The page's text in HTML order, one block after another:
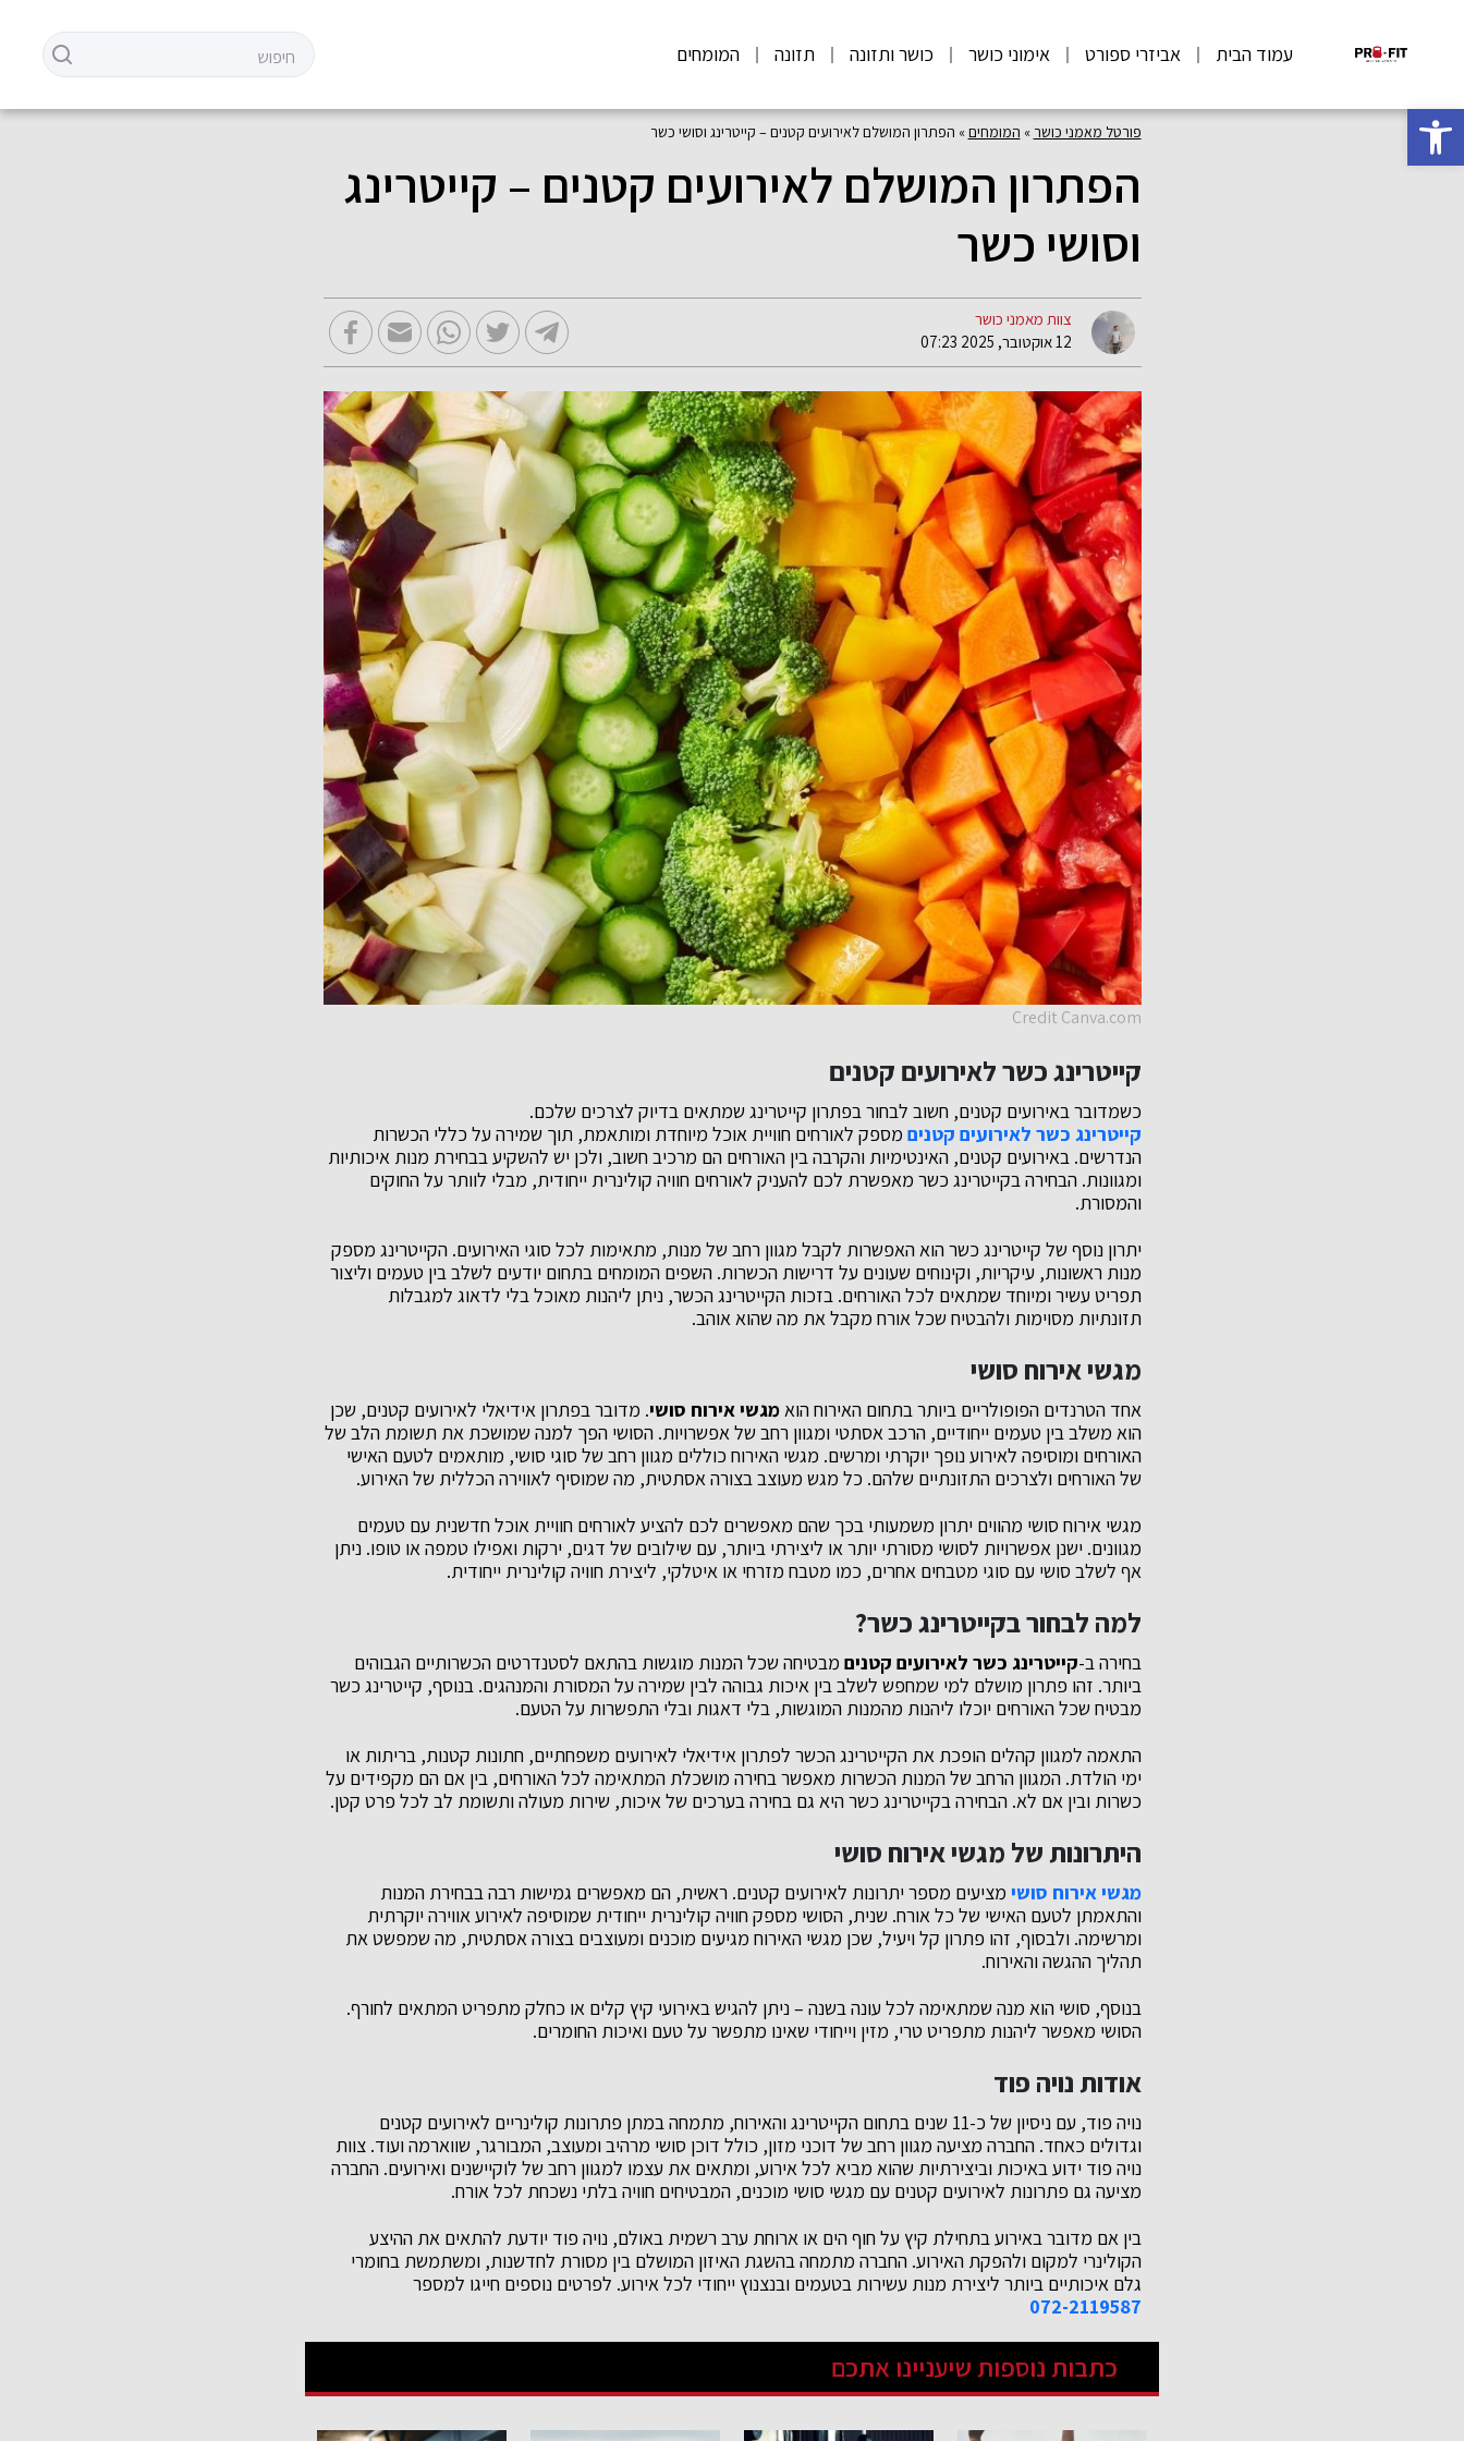
פתח סרגל נגישות
עמוד הבית אביזרי ספורט אימוני כושר כושר ותזונה תזונה המומחים
פורטל מאמני כושר » המומחים» הפתרון המושלם לאירועים קטנים – קייטרינג וסושי כשר
הפתרון המושלם לאירועים קטנים – קייטרינג
וסושי כשר
צוות מאמני כושר
12 אוקטובר, 2025 07:23
Credit Canva.com
קייטרינג כשר לאירועים קטנים
כשמדובר באירועים קטנים, חשוב לבחור בפתרון קייטרינג שמתאים בדיוק לצרכים שלכם.
קייטרינג כשר לאירועים קטנים מספק לאורחים חוויית אוכל מיוחדת ומותאמת, תוך שמירה על כללי הכשרות
הנדרשים. באירועים קטנים, האינטימיות והקרבה בין האורחים הם מרכיב חשוב, ולכן יש להשקיע בבחירת מנות איכותיות
ומגוונות. הבחירה בקייטרינג כשר מאפשרת לכם להעניק לאורחים חוויה קולינרית ייחודית, מבלי לוותר על החוקים
והמסורת.
יתרון נוסף של קייטרינג כשר הוא האפשרות לקבל מגוון רחב של מנות, מתאימות לכל סוגי האירועים. הקייטרינג מספק
מנות ראשונות, עיקריות, וקינוחים שעונים על דרישות הכשרות. השפים המומחים בתחום יודעים לשלב בין טעמים וליצור
תפריט עשיר ומיוחד שמתאים לכל האורחים. בזכות הקייטרינג הכשר, ניתן ליהנות מאוכל בלי לדאוג למגבלות
תזונתיות מסוימות ולהבטיח שכל אורח מקבל את מה שהוא אוהב.
מגשי אירוח סושי
אחד הטרנדים הפופולריים ביותר בתחום האירוח הואמגשי אירוח סושי. מדובר בפתרון אידיאלי לאירועים קטנים, שכן
הוא משלב בין טעמים ייחודיים, הרכב אסתטי ומגוון רחב של אפשרויות. הסושי הפך למנה שמושכת את תשומת הלב של
האורחים ומוסיפה לאירוע נופך יוקרתי ומרשים. מגשי האירוח כוללים מגוון רחב של סוגי סושי, מותאמים לטעם האישי
של האורחים ולצרכים התזונתיים שלהם. כל מגש מעוצב בצורה אסתטית, מה שמוסיף לאווירה הכללית של האירוע.
מגשי אירוח סושי מהווים יתרון משמעותי בכך שהם מאפשרים לכם להציע לאורחים חוויית אוכל חדשנית עם טעמים
מגוונים. ישנן אפשרויות לסושי מסורתי יותר או ליצירתי ביותר, עם שילובים של דגים, ירקות ואפילו טמפה או טופו. ניתן
אף לשלב סושי עם סוגי מטבחים אחרים, כמו מטבח מזרחי או איטלקי, ליצירת חוויה קולינרית ייחודית.
למה לבחור בקייטרינג כשר?
בחירה ב-קייטרינג כשר לאירועים קטנים מבטיחה שכל המנות מוגשות בהתאם לסטנדרטים הכשרותיים הגבוהים
ביותר. זהו פתרון מושלם למי שמחפש לשלב בין איכות גבוהה לבין שמירה על המסורת והמנהגים. בנוסף, קייטרינג כשר
מבטיח שכל האורחים יוכלו ליהנות מהמנות המוגשות, בלי דאגות ובלי התפשרות על הטעם.
התאמה למגוון קהלים הופכת את הקייטרינג הכשר לפתרון אידיאלי לאירועים משפחתיים, חתונות קטנות, בריתות או
ימי הולדת. המגוון הרחב של המנות הכשרות מאפשר בחירה מושכלת המתאימה לכל האורחים, בין אם הם מקפידים על
כשרות ובין אם לא. הבחירה בקייטרינג כשר היא גם בחירה בערכים של איכות, שירות מעולה ותשומת לב לכל פרט קטן.
היתרונות של מגשי אירוח סושי
מגשי אירוח סושי מציעים מספר יתרונות לאירועים קטנים. ראשית, הם מאפשרים גמישות רבה בבחירת המנות
והתאמתן לטעם האישי של כל אורח. שנית, הסושי מספק חוויה קולינרית ייחודית שמוסיפה לאירוע אווירה יוקרתית
ומרשימה. ולבסוף, זהו פתרון קל ויעיל, שכן מגשי האירוח מגיעים מוכנים ומעוצבים בצורה אסתטית, מה שמפשט את
תהליך ההגשה והאירוח.
בנוסף, סושי הוא מנה שמתאימה לכל עונה בשנה – ניתן להגיש באירועי קיץ קלים או כחלק מתפריט המתאים לחורף.
הסושי מאפשר ליהנות מתפריט טרי, מזין וייחודי שאינו מתפשר על טעם ואיכות החומרים.
אודות נויה פוד
נויה פוד, עם ניסיון של כ-11 שנים בתחום הקייטרינג והאירוח, מתמחה במתן פתרונות קולינריים לאירועים קטנים
וגדולים כאחד. החברה מציעה מגוון רחב של דוכני מזון, כולל דוכן סושי מרהיב ומעוצב, המבורגר, שווארמה ועוד. צוות
נויה פוד ידוע באיכות וביצירתיות שהוא מביא לכל אירוע, ומתאים את עצמו למגוון רחב של לוקיישנים ואירועים. החברה
מציעה גם פתרונות לאירועים קטנים עם מגשי סושי מוכנים, המבטיחים חוויה בלתי נשכחת לכל אורח.
בין אם מדובר באירוע בתחילת קיץ על חוף הים או ארוחת ערב רשמית באולם, נויה פוד יודעת להתאים את ההיצע
הקולינרי למקום ולהפקת האירוע. החברה מתמחה בהשגת האיזון המושלם בין מסורת לחדשנות, ומשתמשת בחומרי
גלם איכותיים ביותר ליצירת מנות עשירות בטעמים ובנצנוץ ייחודי לכל אירוע. לפרטים נוספים חייגו למספר
072-2119587
כתבות נוספות שיעניינו אתכם